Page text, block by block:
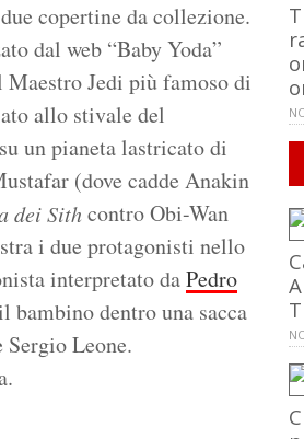
copertine da collezione.
dal web “Baby Yoda”
Maestro Jedi più famoso di
allo stivale del
un pianeta lastricato di
(dove cadde Anakin
dei Sithcontro Obi-Wan
i due protagonisti nello
interpretato daPedro
dentro una sacca
Leone.